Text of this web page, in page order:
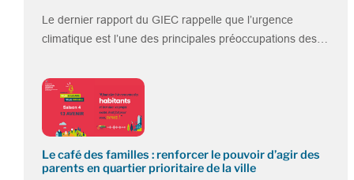
Le dernier rapport du GIEC rappelle que l’urgence
climatique est l’une des principales préoccupations des…
Le café des familles : renforcer le pouvoir d’agir des
parents en quartier prioritaire de la ville